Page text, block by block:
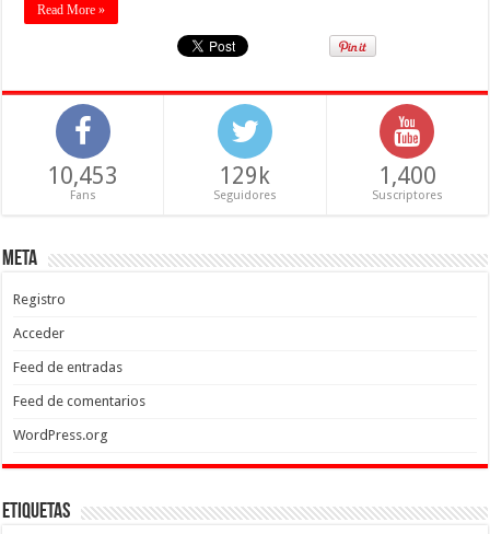
Read More »
10,453
Fans
129k
Seguidores
1,400
Suscriptores
Meta
Registro
Acceder
Feed de entradas
Feed de comentarios
WordPress.org
Etiquetas